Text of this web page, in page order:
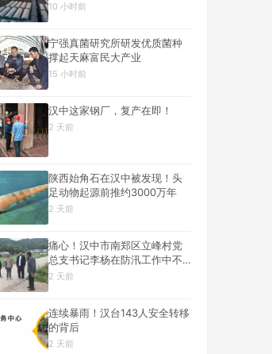
10 小时前
宁强真菌研究所研发优质菌种
撑起天麻富民大产业
15 小时前
汉中这家钢厂，复产在即！
2 天前
陕西始角石在汉中被发现！头
足动物起源前推约3000万年
2 天前
痛心！汉中市南郑区立峰村党
总支书记李杨在防汛工作中不
幸遇难
2 天前
连续暴雨！汉台143人安全转移
的背后
2 天前